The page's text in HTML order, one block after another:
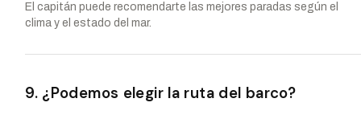
El capitán puede recomendarte las mejores paradas según el
clima y el estado del mar.
9. ¿Podemos elegir la ruta del barco?